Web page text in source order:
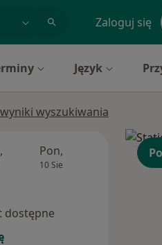
Zaloguj się
Język
wyniki wyszukiwania
Pon,
10 Sie
dostępne